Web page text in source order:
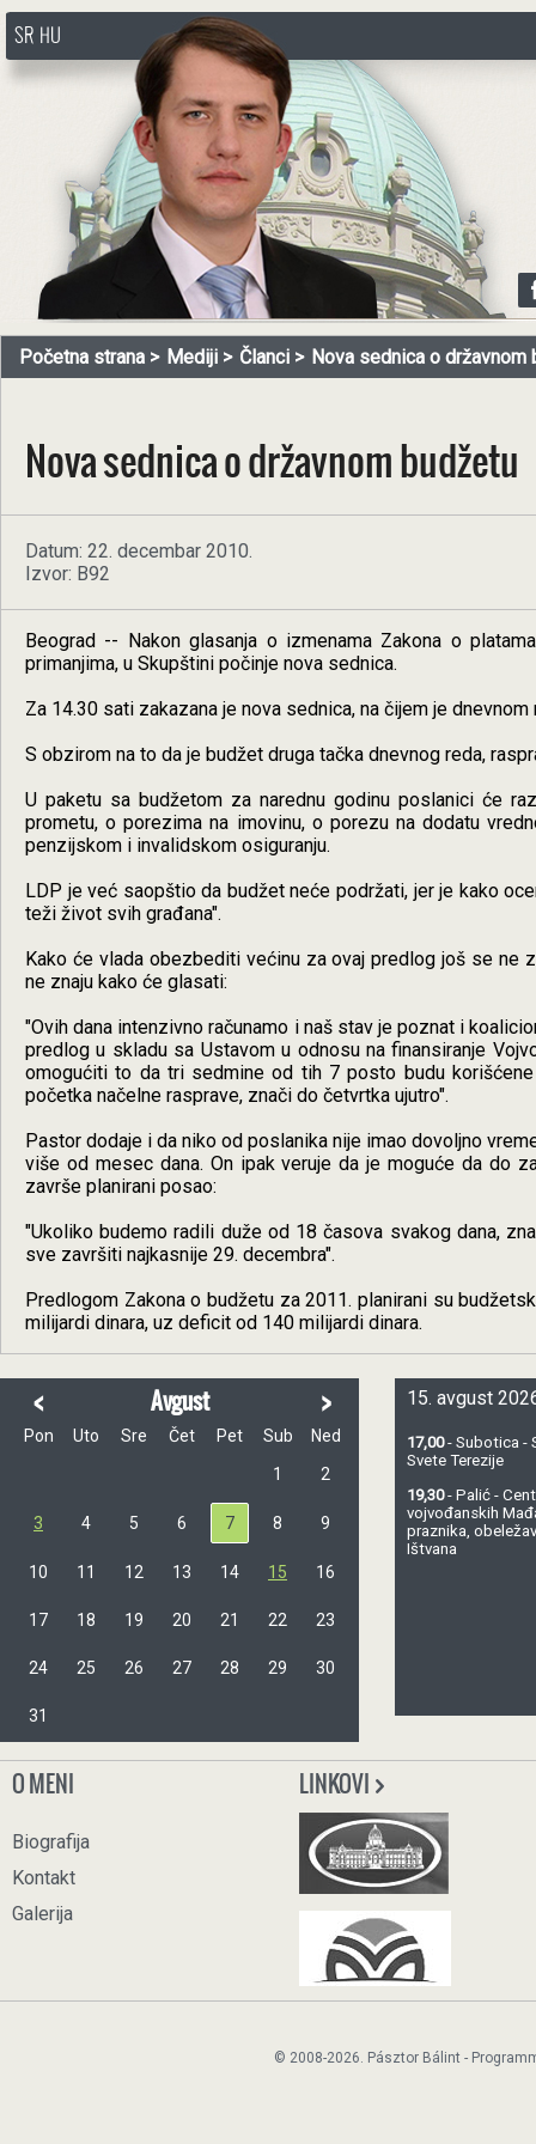
http://www.pasztorbalint.rs/sr
SR HU
Početna strana Mediji Članci Nova sednica o državnom
Nova sednica o državnom budžetu
Datum: 22. decembar 2010.
Izvor: B92
Beograd -- Nakon glasanja o izmenama Zakona o
primanjima, u Skupštini počinje nova sednica.
Za 14.30 sati zakazana je nova sednica, na čijem je
S obzirom na to da je budžet druga tačka dnevnog reda,
U paketu sa budžetom za narednu godinu poslanici će
prometu, o porezima na imovinu, o porezu na dodatu
penzijskom i invalidskom osiguranju.
LDP je već saopštio da budžet neće podržati, jer je kako
teži život svih građana".
Kako će vlada obezbediti većinu za ovaj predlog još se ne
ne znaju kako će glasati:
"Ovih dana intenzivno računamo i naš stav je poznat i
predlog u skladu sa Ustavom u odnosu na finansiranje
omogućiti to da tri sedmine od tih 7 posto budu
početka načelne rasprave, znači do četvrtka ujutro".
Pastor dodaje i da niko od poslanika nije imao dovoljno
više od mesec dana. On ipak veruje da je moguće da do
završe planirani posao:
"Ukoliko budemo radili duže od 18 časova svakog dana,
sve završiti najkasnije 29. decembra".
Predlogom Zakona o budžetu za 2011. planirani su
milijardi dinara, uz deficit od 140 milijardi dinara.
< Avgust >
Pon Uto Sre Čet Pet Sub
Ned
1
2
3 4 5 6 7 8 9
10 11 12 13 14 15 16
17 18 19 20 21 22 23
24 25 26 27 28 29 30
31
15. avgust
17,00- Subotica -
Svete Terezije
19,30- Palić -
vojvođanskih
praznika,
Ištvana
O MENI
Biografija
Kontakt
Galerija
LINKOVI
© 2008-2026. Pásztor Bálint -